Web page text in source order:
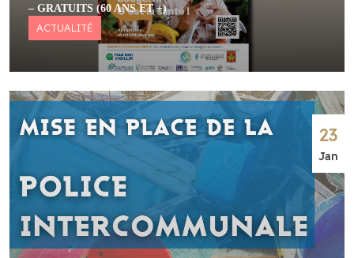
– GRATUITS (60 ANS ET +)
ACTUALITÉ
23
Jan